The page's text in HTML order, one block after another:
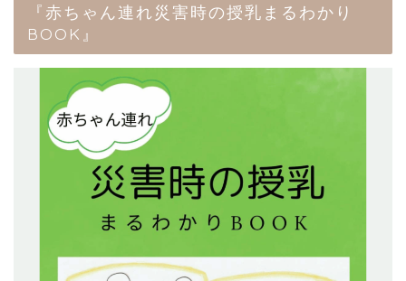
『赤ちゃん連れ災害時の授乳まるわかり
BOOK』